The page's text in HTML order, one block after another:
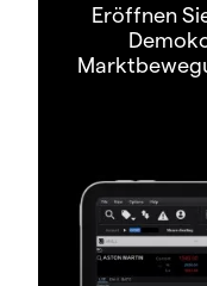
Eröffnen